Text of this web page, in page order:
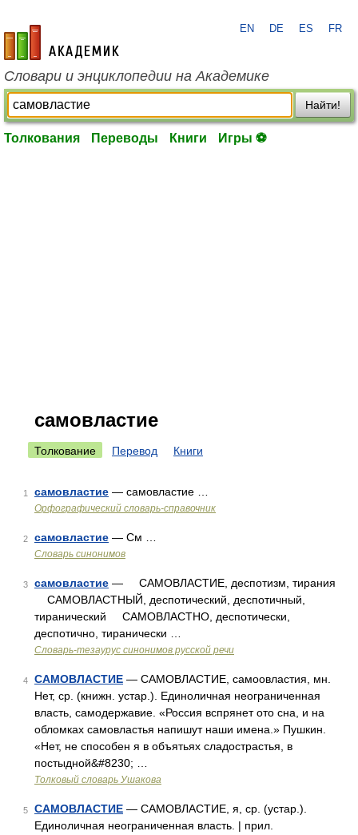
academic.ru
EN DE ES FR
Словари и энциклопедии на Академике
Найти!
Толкования Переводы Книги Игры ⚽
самовластие
Толкование Перевод Книги
1 самовластие — самовластие …
Орфографический словарь-справочник
2 самовластие — См …
Словарь синонимов
3 самовластие — САМОВЛАСТИЕ, деспотизм, тирания
САМОВЛАСТНЫЙ, деспотический, деспотичный,
тиранический САМОВЛАСТНО, деспотически,
деспотично, тиранически …
Словарь-тезаурус синонимов русской речи
4 САМОВЛАСТИЕ — САМОВЛАСТИЕ, самоовластия, мн.
Нет, ср. (книжн. устар.). Единоличная неограниченная
власть, самодержавие. «Россия вспрянет ото сна, и на
обломках самовластья напишут наши имена.» Пушкин.
«Нет, не способен я в объятьях сладострастья, в
постыдной&#8230; …
Толковый словарь Ушакова
5 САМОВЛАСТИЕ — САМОВЛАСТИЕ, я, ср. (устар.).
Единоличная неограниченная власть. | прил.